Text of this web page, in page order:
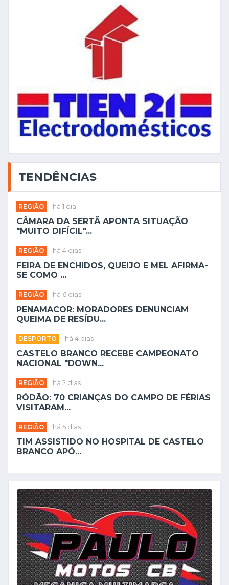
TENDÊNCIAS
REGIÃO há 1 dia
CÂMARA DA SERTÃ APONTA SITUAÇÃO
"MUITO DIFÍCIL"...
REGIÃO há 4 dias
FEIRA DE ENCHIDOS, QUEIJO E MEL AFIRMA-
SE COMO ...
REGIÃO há 6 dias
PENAMACOR: MORADORES DENUNCIAM
QUEIMA DE RESÍDU...
DESPORTO há 4 dias
CASTELO BRANCO RECEBE CAMPEONATO
NACIONAL "DOWN...
REGIÃO há 2 dias
RÓDÃO: 70 CRIANÇAS DO CAMPO DE FÉRIAS
VISITARAM...
REGIÃO há 5 dias
TIM ASSISTIDO NO HOSPITAL DE CASTELO
BRANCO APÓ...